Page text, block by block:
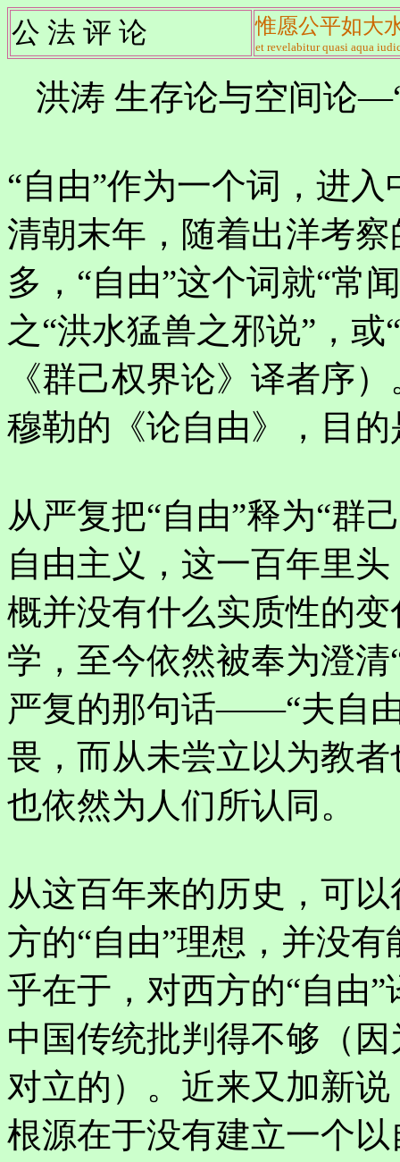
公 法 评 论 惟愿公平如大
et revelabitur quasi aqua
洪涛 生存论与空间论
“自由”作为一个词，进
清朝末年，随着出洋考
多，“自由”这个词就“常
之“洪水猛兽之邪说”，
《群己权界论》译者序
穆勒的《论自由》，目
从严复把“自由”释为“群
自由主义，这一百年里
概并没有什么实质性的
学，至今依然被奉为澄
严复的那句话——“夫自
畏，而从未尝立以为教
也依然为人们所认同。
从这百年来的历史，可
方的“自由”理想，并没
乎在于，对西方的“自由
中国传统批判得不够（
对立的）。近来又加新
根源在于没有建立一个